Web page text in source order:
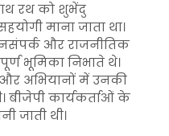
रथ को शुभेंदु
माना जाता था।
और राजनीतिक
भूमिका निभाते थे।
अभियानों में उनकी
बीजेपी कार्यकर्ताओं के
जाती थी।